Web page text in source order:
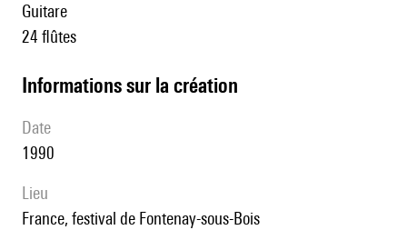
guitare
24 flûtes
informations sur la création
date
1990
lieu
France, festival de Fontenay-sous-Bois